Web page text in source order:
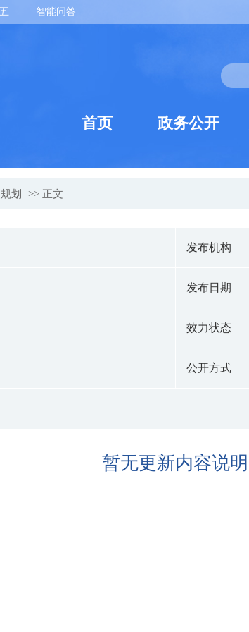
智能问答
首页 政务公开
划 >> 正文
发布机构
发布日期
效力状态
公开方式
暂无更新内容说明